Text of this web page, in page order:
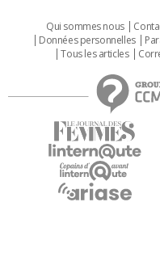
Qui sommes nous
Données personnelles
Tous les articles